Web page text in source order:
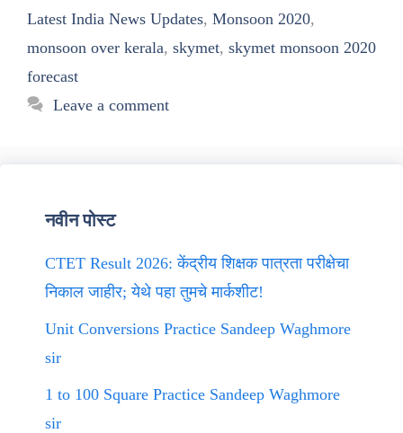
Latest India News Updates, Monsoon 2020,
monsoon over kerala, skymet, skymet monsoon 2020
forecast
Leave a comment
नवीन पोस्ट
CTET Result 2026: केंद्रीय शिक्षक पात्रता परीक्षेचा
निकाल जाहीर; येथे पहा तुमचे मार्कशीट!
Unit Conversions Practice Sandeep Waghmore
sir
1 to 100 Square Practice Sandeep Waghmore
sir